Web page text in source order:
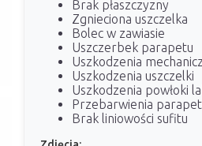
Brak płaszczyzny
Zgnieciona uszczelka
Bolec w zawiasie
Uszczerbek parapetu
Uszkodzenia
Uszkodzenia uszczelki
Uszkodzenia powłoki
Przebarwienia
Brak liniowości sufitu